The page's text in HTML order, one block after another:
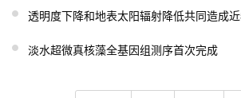
淡水超微真核藻全基因组测序首次完成